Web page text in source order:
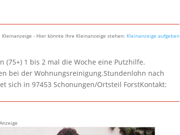
Kleinanzeige - Hier könnte Ihre Kleinanzeige stehen: Kleinanzeige aufgeben
1 bis 2 mal die Woche eine Putzhilfe.
bei der Wohnungsreinigung.Stundenlohn nach
sich in 97453 Schonungen/Ortsteil ForstKontakt:
Anzeige